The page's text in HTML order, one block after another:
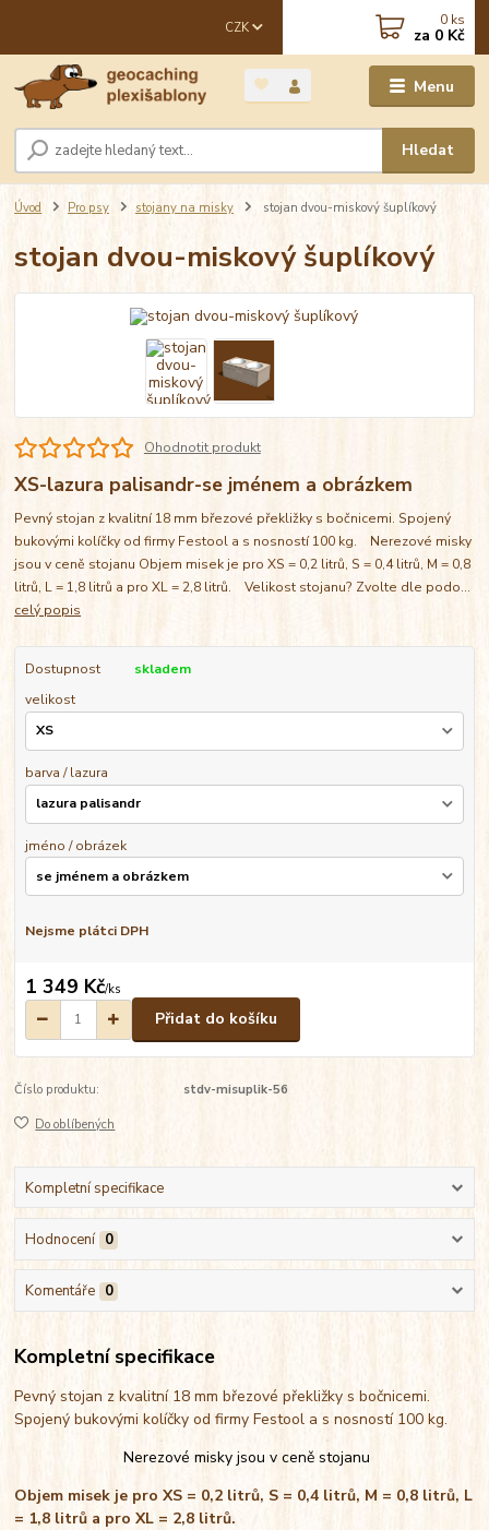
Menu
CZK
Hledat
0 ks
za 0 Kč
Úvod Pro psy stojany na misky stojan dvou-miskový šuplíkový
stojan dvou-miskový šuplíkový
Ohodnotit produkt
XS-lazura palisandr-se jménem a obrázkem
Pevný stojan z kvalitní 18 mm březové překližky s bočnicemi. Spojený
bukovými kolíčky od firmy Festool a s nosností 100 kg. Nerezové misky
jsou v ceně stojanu Objem misek je pro XS = 0,2 litrů, S = 0,4 litrů, M = 0,8
litrů, L = 1,8 litrů a pro XL = 2,8 litrů. Velikost stojanu? Zvolte dle podo...
celý popis
Dostupnost
skladem
velikost
barva / lazura
jméno / obrázek
Nejsme plátci DPH
1 349 Kč/ks
Přidat do košíku
Číslo produktu: stdv-misuplik-56
Do oblíbených
Kompletní specifikace
Hodnocení 0
Komentáře 0
Kompletní specifikace
Pevný stojan z kvalitní 18 mm březové překližky s bočnicemi.
Spojený bukovými kolíčky od firmy Festool a s nosností 100 kg.
Nerezové misky jsou v ceně stojanu
Objem misek je pro XS = 0,2 litrů, S = 0,4 litrů, M = 0,8 litrů, L
= 1,8 litrů a pro XL = 2,8 litrů.